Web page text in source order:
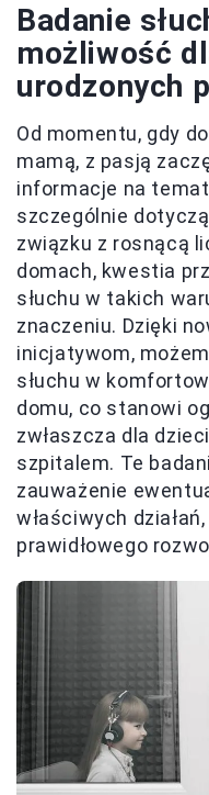
Badanie
możliwość
urodzonych
Od momentu, gdy
mamą, z pasją
informacje na
szczególnie
związku z rosnącą
domach, kwestia
słuchu w takich
znaczeniu. Dzięki
inicjatywom,
słuchu w
domu, co stanowi
zwłaszcza dla
szpitalem. Te
zauważenie
właściwych
prawidłowego